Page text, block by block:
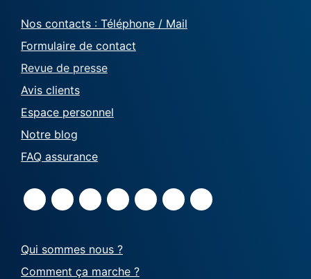
Nos contacts : Téléphone / Mail
Formulaire de contact
Revue de presse
Avis clients
Espace personnel
Notre blog
FAQ assurance
Qui sommes nous ?
Comment ça marche ?